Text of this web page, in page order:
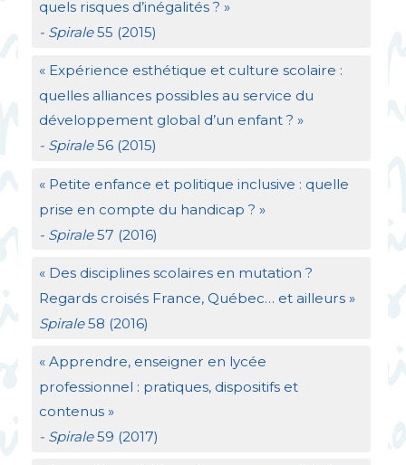
quels risques d’inégalités ? »
- Spirale55 (2015)
« Expérience esthétique et culture scolaire :
quelles alliances possibles au service du
développement global d’un enfant ? »
- Spirale56 (2015)
« Petite enfance et politique inclusive : quelle
prise en compte du handicap ? »
- Spirale57 (2016)
« Des disciplines scolaires en mutation ?
Regards croisés France, Québec… et ailleurs »
Spirale58 (2016)
« Apprendre, enseigner en lycée
professionnel : pratiques, dispositifs et
contenus »
- Spirale59 (2017)